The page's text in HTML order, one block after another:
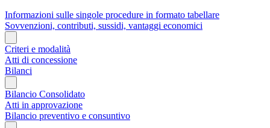
Informazioni sulle singole procedure in formato tabellare
Sovvenzioni, contributi, sussidi, vantaggi economici
Criteri e modalità
Atti di concessione
Bilanci
Bilancio Consolidato
Atti in approvazione
Bilancio preventivo e consuntivo